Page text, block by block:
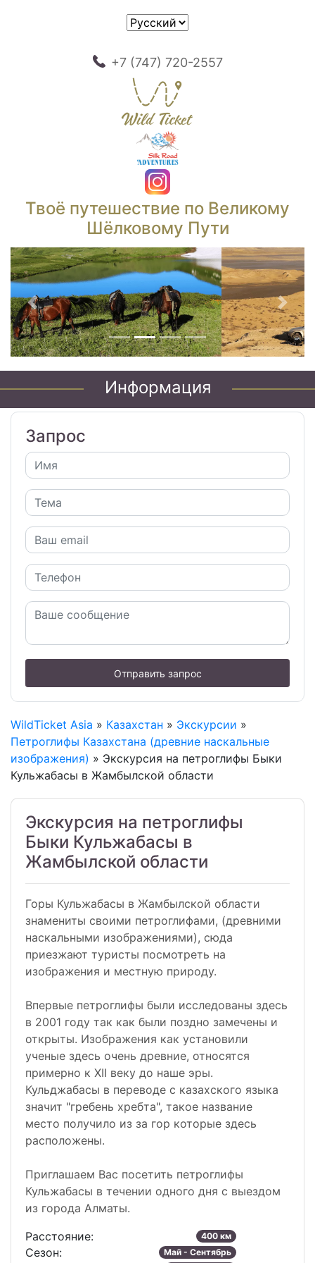
+7 (747) 720-2557
Твоё путешествие по Великому
Шёлковому Пути
Предыдущий
Информация
Запрос
Отправить запрос
WildTicket Asia » Казахстан » Экскурсии »
Петроглифы Казахстана (древние наскальные
изображения) » Экскурсия на петроглифы Быки
Кульжабасы в Жамбылской области
Экскурсия на петроглифы
Быки Кульжабасы в
Жамбылской области
Горы Кульжабасы в Жамбылской области
знамениты своими петроглифами, (древними
наскальными изображениями), сюда
приезжают туристы посмотреть на
изображения и местную природу.
Впервые петроглифы были исследованы здесь
в 2001 году так как были поздно замечены и
открыты. Изображения как установили
ученые здесь очень древние, относятся
примерно к XII веку до наше эры.
Кульджабасы в переводе с казахского языка
значит "гребень хребта", такое название
место получило из за гор которые здесь
расположены.
Приглашаем Вас посетить петроглифы
Кульжабасы в течении одного дня с выездом
из города Алматы.
Расстояние:
400 км
Сезон: Май - Сентябрь